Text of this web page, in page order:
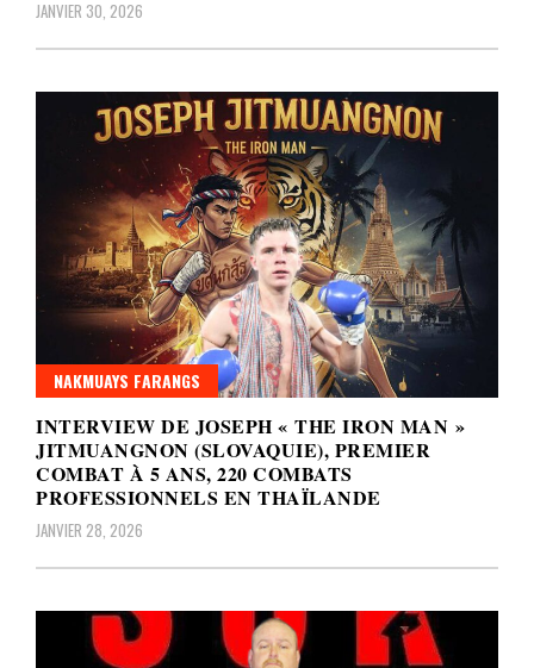
JANVIER 30, 2026
NAKMUAYS FARANGS
INTERVIEW DE JOSEPH « THE IRON MAN »
JITMUANGNON (SLOVAQUIE), PREMIER
COMBAT À 5 ANS, 220 COMBATS
PROFESSIONNELS EN THAÏLANDE
JANVIER 28, 2026